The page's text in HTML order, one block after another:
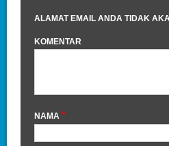
ALAMAT EMAIL ANDA TIDAK
KOMENTAR
NAMA *